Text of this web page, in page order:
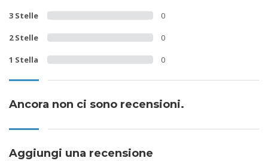
3 Stelle 0
2 Stelle 0
1 Stella 0
Ancora non ci sono recensioni.
Aggiungi una recensione